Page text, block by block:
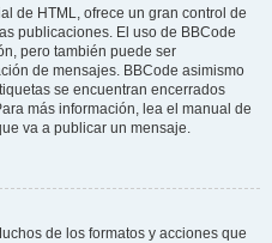
de HTML, ofrece un gran control de
publicaciones. El uso de BBCode
pero también puede ser
de mensajes. BBCode asimismo
se encuentran encerrados
más información, lea el manual de
va a publicar un mensaje.
de los formatos y acciones que